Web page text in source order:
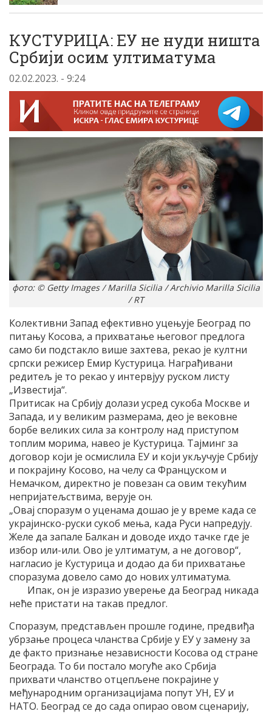
КУСТУРИЦА: ЕУ не нуди ништа
Србији осим ултиматума
02.02.2023. - 9:24
фото: © Getty Images / Marilla Sicilia / Archivio Marilla Sicilia
/ RT
Колективни Запад ефективно уцењује Београд по
питању Косова, а прихватање његовог предлога
само би подстакло више захтева, рекао је култни
српски режисер Емир Кустурица. Награђивани
редитељ је то рекао у интервјуу руском листу
„Известија“.
Притисак на Србију долази усред сукоба Москве и
Запада, и у великим размерама, део је вековне
борбе великих сила за контролу над приступом
топлим морима, навео је Кустурица. Тајминг за
договор који је осмислила ЕУ и који укључује Србију
и покрајину Косово, на челу са Француском и
Немачком, директно је повезан са овим текућим
непријатељствима, верује он.
„Овај споразум о уценама дошао је у време када се
украјинско-руски сукоб мења, када Руси напредују.
Желе да запале Балкан и доводе ихдо тачке где је
избор или-или. Ово је ултиматум, а не договор“,
нагласио је Кустурица и додао да би прихватање
споразума довело само до нових ултиматума.
Ипак, он је изразио уверење да Београд никада
неће пристати на такав предлог.
Споразум, представљен прошле године, предвиђа
убрзање процеса чланства Србије у ЕУ у замену за
де факто признање независности Косова од стране
Београда. То би постало могуће ако Србија
прихвати чланство отцепљене покрајине у
међународним организацијама попут УН, ЕУ и
НАТО. Београд се до сада опирао овом сценарију,